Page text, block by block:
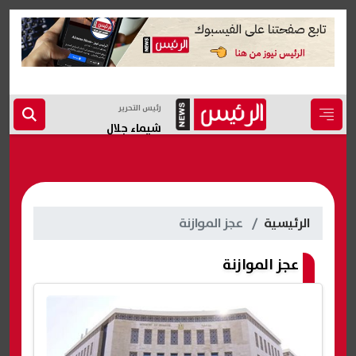
رئيس التحرير
شيماء جلال
الرئيسية عجز الموازنة
عجز الموازنة